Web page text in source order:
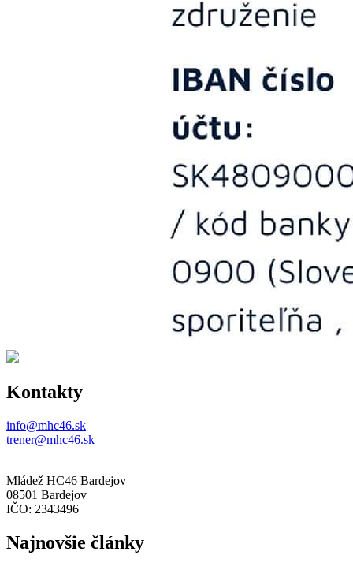
Kontakty
info@mhc46.sk
trener@mhc46.sk
Mládež HC46 Bardejov
08501 Bardejov
IČO: 2343496
Najnovšie články